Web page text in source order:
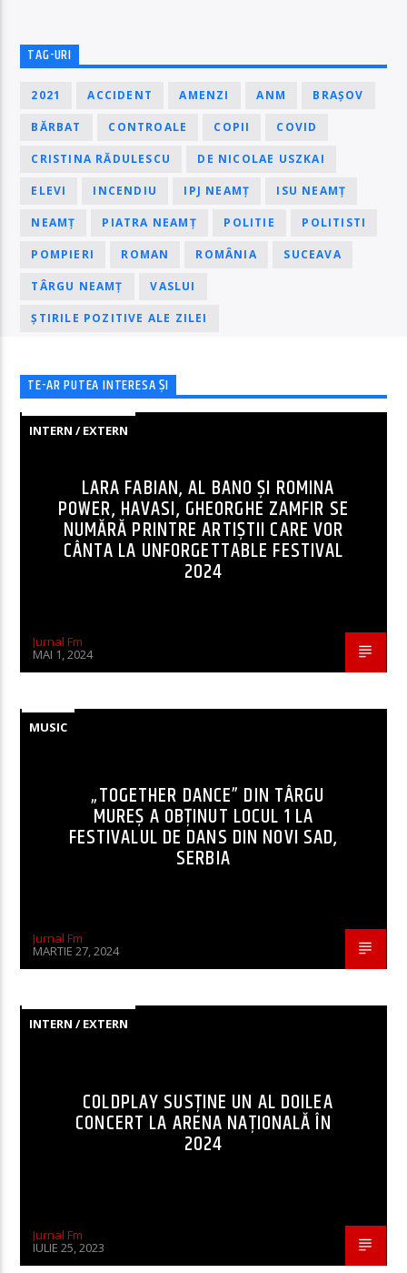
TAG-URI
2021 ACCIDENT AMENZI ANM BRAȘOV
BĂRBAT CONTROALE COPII COVID
CRISTINA RĂDULESCU DE NICOLAE USZKAI
ELEVI INCENDIU IPJ NEAMȚ ISU NEAMȚ
NEAMȚ PIATRA NEAMȚ POLITIE POLITISTI
POMPIERI ROMAN ROMÂNIA SUCEAVA
TÂRGU NEAMȚ VASLUI
ȘTIRILE POZITIVE ALE ZILEI
TE-AR PUTEA INTERESA ȘI
INTERN / EXTERN
LARA FABIAN, AL BANO ȘI ROMINA
POWER, HAVASI, GHEORGHE ZAMFIR SE
NUMĂRĂ PRINTRE ARTIȘTII CARE VOR
CÂNTA LA UNFORGETTABLE FESTIVAL
2024
Jurnal Fm
MAI 1, 2024
MUSIC
„TOGETHER DANCE” DIN TÂRGU
MUREȘ A OBȚINUT LOCUL 1 LA
FESTIVALUL DE DANS DIN NOVI SAD,
SERBIA
Jurnal Fm
MARTIE 27, 2024
INTERN / EXTERN
COLDPLAY SUSȚINE UN AL DOILEA
CONCERT LA ARENA NAȚIONALĂ ÎN
2024
Jurnal Fm
IULIE 25, 2023